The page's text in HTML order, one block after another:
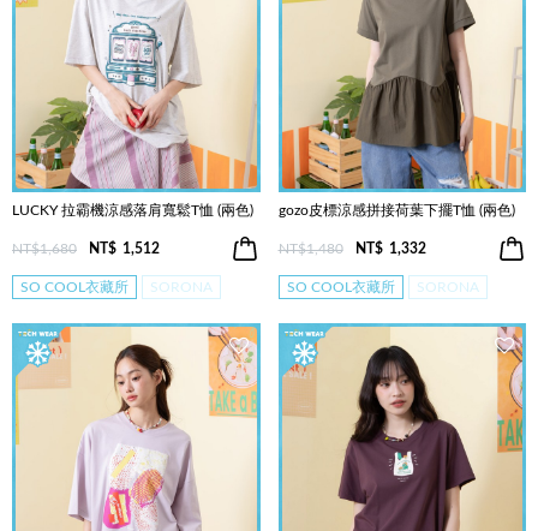
LUCKY 拉霸機涼感落肩寬鬆T恤 (兩色)
NT$1,680 NT$ 1,512
SO COOL衣藏所 SORONA
gozo皮標涼感拼接荷葉下擺T恤 (兩色)
NT$1,480 NT$ 1,332
SO COOL衣藏所 SORONA